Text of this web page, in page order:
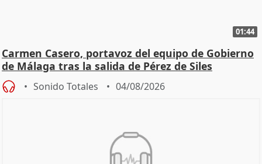
01:44
Carmen Casero, portavoz del equipo de Gobierno
de Málaga tras la salida de Pérez de Siles
Sonido Totales 04/08/2026